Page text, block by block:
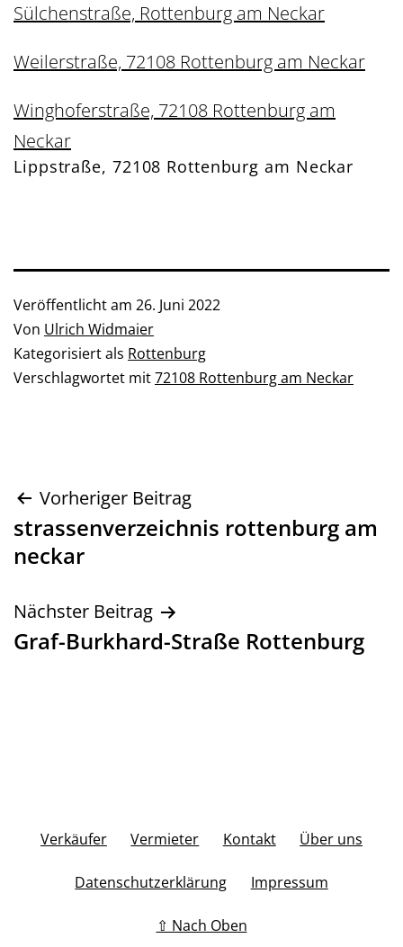
Sülchenstraße, Rottenburg am Neckar
Weilerstraße, 72108 Rottenburg am Neckar
Winghoferstraße, 72108 Rottenburg am
Neckar
Lippstraße, 72108 Rottenburg am Neckar
Veröffentlicht am 26. Juni 2022
Von Ulrich Widmaier
Kategorisiert als Rottenburg
Verschlagwortet mit72108 Rottenburg am Neckar
Beitragsnavigation
Vorheriger Beitrag
strassenverzeichnis rottenburg am
neckar
Nächster Beitrag
Graf-Burkhard-Straße Rottenburg
Verkäufer Vermieter Kontakt Über uns
Datenschutzerklärung Impressum
⇧ Nach Oben